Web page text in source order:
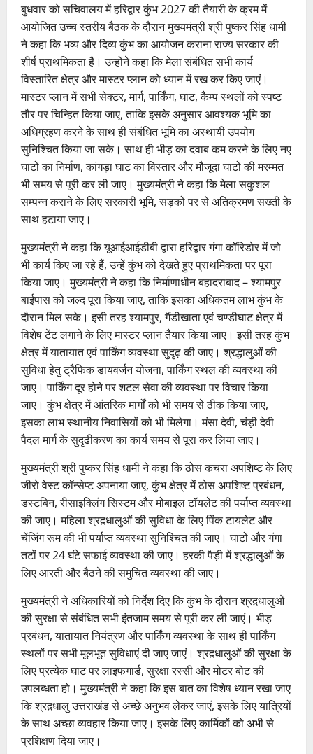
बुधवार को सचिवालय में हरिद्वार कुंभ 2027 की तैयारी के क्रम में
आयोजित उच्च स्तरीय बैठक के दौरान मुख्यमंत्री श्री पुष्कर सिंह धामी
ने कहा कि भव्य और दिव्य कुंभ का आयोजन कराना राज्य सरकार की
शीर्ष प्राथमिकता है। उन्होंने कहा कि मेला संबंधित सभी कार्य
विस्तारित क्षेत्र और मास्टर प्लान को ध्यान में रख कर किए जाएं।
मास्टर प्लान में सभी सेक्टर, मार्ग, पार्किंग, घाट, कैम्प स्थलों को स्पष्ट
तौर पर चिन्हित किया जाए, ताकि इसके अनुसार आवश्यक भूमि का
अधिग्रहण करने के साथ ही संबंधित भूमि का अस्थायी उपयोग
सुनिश्चित किया जा सके। साथ ही भीड़ का दवाब कम करने के लिए नए
घाटों का निर्माण, कांगड़ा घाट का विस्तार और मौजूदा घाटों की मरम्मत
भी समय से पूरी कर ली जाए। मुख्यमंत्री ने कहा कि मेला सकुशल
सम्पन्न कराने के लिए सरकारी भूमि, सड़कों पर से अतिक्रमण सख्ती के
साथ हटाया जाए।
मुख्यमंत्री ने कहा कि यूआईआईडीबी द्वारा हरिद्वार गंगा कॉरिडोर में जो
भी कार्य किए जा रहे हैं, उन्हें कुंभ को देखते हुए प्राथमिकता पर पूरा
किया जाए। मुख्यमंत्री ने कहा कि निर्माणाधीन बहादराबाद – श्यामपुर
बाईपास को जल्द पूरा किया जाए, ताकि इसका अधिकतम लाभ कुंभ के
दौरान मिल सके। इसी तरह श्यामपुर, गैंडीखाता एवं चण्डीघाट क्षेत्र में
विशेष टेंट लगाने के लिए मास्टर प्लान तैयार किया जाए। इसी तरह कुंभ
क्षेत्र में यातायात एवं पार्किंग व्यवस्था सुदृढ़ की जाए। श्रद्धालुओं की
सुविधा हेतु ट्रैफिक डायवर्जन योजना, पार्किंग स्थल की व्यवस्था की
जाए। पार्किंग दूर होने पर शटल सेवा की व्यवस्था पर विचार किया
जाए। कुंभ क्षेत्र में आंतरिक मार्गों को भी समय से ठीक किया जाए,
इसका लाभ स्थानीय निवासियों को भी मिलेगा। मंसा देवी, चंड़ी देवी
पैदल मार्ग के सुदृढीकरण का कार्य समय से पूरा कर लिया जाए।
मुख्यमंत्री श्री पुष्कर सिंह धामी ने कहा कि ठोस कचरा अपशिष्ट के लिए
जीरो वेस्ट कॉन्सेप्ट अपनाया जाए, कुंभ क्षेत्र में ठोस अपशिष्ट प्रबंधन,
डस्टबिन, रीसाइक्लिंग सिस्टम और मोबाइल टॉयलेट की पर्याप्त व्यवस्था
की जाए। महिला श्रद़धालुओं की सुविधा के लिए पिंक टायलेट और
चेंजिंग रूम की भी पर्याप्त व्यवस्था सुनिश्चित की जाए। घाटों और गंगा
तटों पर 24 घंटे सफाई व्यवस्था की जाए। हरकी पैड़ी में श्रद्धालुओं के
लिए आरती और बैठने की समुचित व्यवस्था की जाए।
मुख्यमंत्री ने अधिकारियों को निर्देश दिए कि कुंभ के दौरान श्रद़धालुओं
की सुरक्षा से संबंधित सभी इंतजाम समय से पूरी कर ली जाएं। भीड़
प्रबंधन, यातायात नियंत्रण और पार्किंग व्यवस्था के साथ ही पार्किंग
स्थलों पर सभी मूलभूत सुविधाएं दी जाए जाएं। श्रद़धालुओं की सुरक्षा के
लिए प्रत्येक घाट पर लाइफगार्ड, सुरक्षा रस्सी और मोटर बोट की
उपलब्धता हो। मुख्यमंत्री ने कहा कि इस बात का विशेष ध्यान रखा जाए
कि श्रद़धालु उत्तराखंड से अच्छे अनुभव लेकर जाएं, इसके लिए यात्रियों
के साथ अच्छा व्यवहार किया जाए। इसके लिए कार्मिकों को अभी से
प्रशिक्षण दिया जाए।